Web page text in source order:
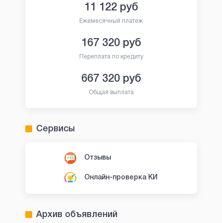
11 122руб
Ежемесячный платеж
167 320руб
Переплата по кредиту
667 320руб
Общая выплата
Сервисы
Отзывы
Онлайн-проверка КИ
Архив объявлений